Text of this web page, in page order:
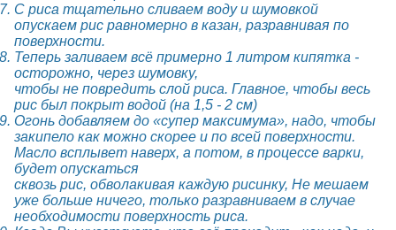
С риса тщательно сливаем воду и шумовкой
опускаем рис равномерно в казан, разравнивая по
поверхности.
Теперь заливаем всё примерно 1 литром кипятка -
осторожно, через шумовку,
чтобы не повредить слой риса. Главное, чтобы весь
рис был покрыт водой (на 1,5 - 2 см)
Огонь добавляем до «супер максимума», надо, чтобы
закипело как можно скорее и по всей поверхности.
Масло всплывет наверх, а потом, в процессе варки,
будет опускаться
сквозь рис, обволакивая каждую рисинку, Не мешаем
уже больше ничего, только разравниваем в случае
необходимости поверхность риса.